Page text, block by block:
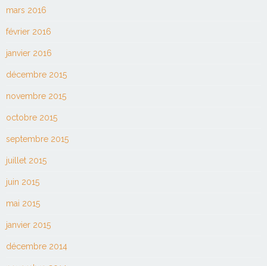
mars 2016
février 2016
janvier 2016
décembre 2015
novembre 2015
octobre 2015
septembre 2015
juillet 2015
juin 2015
mai 2015
janvier 2015
décembre 2014